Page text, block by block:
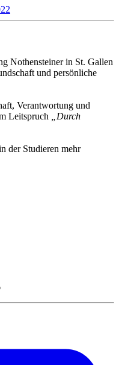
Nothensteiner in St. Gallen
und persönliche
Verantwortung und
Leitspruch
„Durch
der Studieren mehr